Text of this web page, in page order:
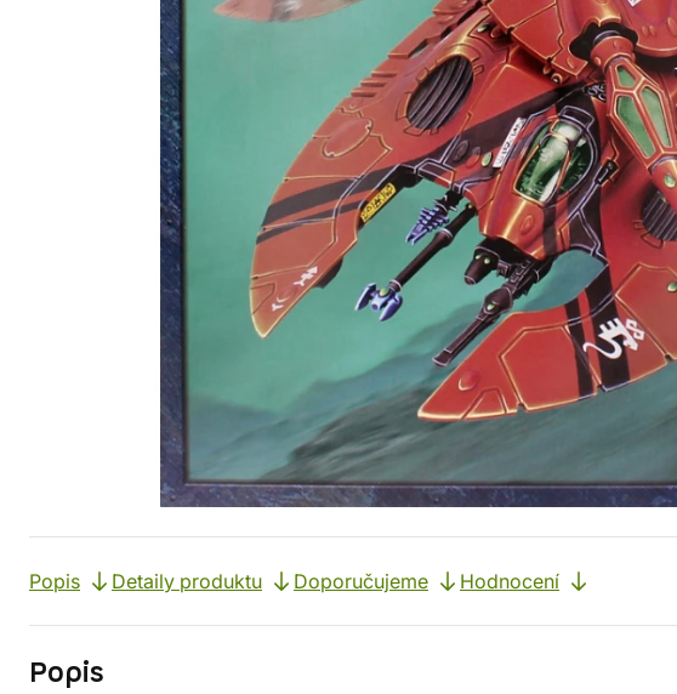
Popis Detaily produktu Doporučujeme Hodnocení
Popis